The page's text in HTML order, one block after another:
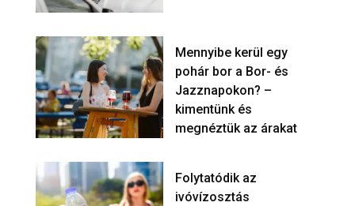
Mennyibe kerül egy
pohár bor a Bor- és
Jazznapokon? –
kimentünk és
megnéztük az árakat
Folytatódik az
ivóvízosztás